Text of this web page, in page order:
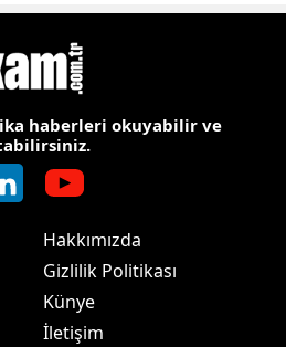
haberleri okuyabilir ve
Hakkımızda
Gizlilik Politikası
Künye
İletişim